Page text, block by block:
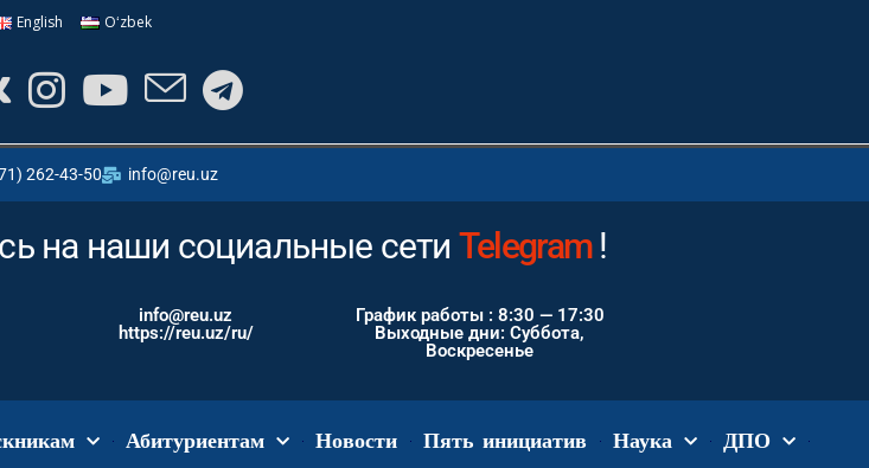
English Oʻzbek
262-43-50 info@reu.uz
на наши социальные сети Instagram !
info@reu.uz
https://reu.uz/ru/
График работы : 8:30 — 17:30
Выходные дни: Суббота,
Воскресенье
Абитуриентам Новости Пять инициатив Наука ДПО